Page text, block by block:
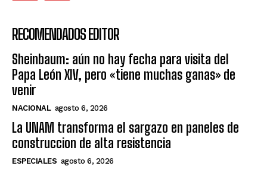
RECOMENDADOS EDITOR
Sheinbaum: aún no hay fecha para visita del
Papa León XIV, pero «tiene muchas ganas» de
venir
NACIONAL agosto 6, 2026
La UNAM transforma el sargazo en paneles de
construccion de alta resistencia
ESPECIALES agosto 6, 2026